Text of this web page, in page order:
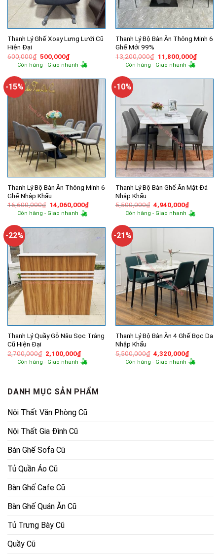
Thanh Lý Ghế Xoay Lưng Lưới Cũ
Hiện Đại
600,000₫ Giá
gốc
là:
500,000₫Giá
hiện
tại
500,000₫.
Còn hàng - Giao nhanh
Thanh Lý Bộ Bàn Ăn Thông Minh 6
Ghế Mới 99%
13,200,000₫ Giá
gốc
là:
11,800,000₫Giá
hiện
Còn hàng - Giao nhanh
-15%
Thanh Lý Bộ Bàn Ăn Thông Minh 6
Ghế Nhập Khẩu
16,600,000₫ Giá
gốc
là:
14,060,000₫Giá
hiện
14,060,000₫.
Còn hàng - Giao nhanh
-10%
Thanh Lý Bộ Bàn Ghế Ăn Mặt Đá
Nhập Khẩu
5,500,000₫ Giá
gốc
là:
4,940,000₫Giá
hiện
tại
Còn hàng - Giao nhanh
-22%
Thanh Lý Quầy Gỗ Nâu Sọc Trắng
Cũ Hiện Đại
2,700,000₫ Giá
gốc
là:
2,100,000₫Giá
hiện
tại
Còn hàng - Giao nhanh
-21%
Thanh Lý Bộ Bàn Ăn 4 Ghế Bọc Da
Nhập Khẩu
5,500,000₫ Giá
gốc
là:
4,320,000₫Giá
hiện
tại
Còn hàng - Giao nhanh
DANH MỤC SẢN PHẨM
Nội Thất Văn Phòng Cũ
Nội Thất Gia Đình Cũ
Bàn Ghế Sofa Cũ
Tủ Quần Áo Cũ
Bàn Ghế Cafe Cũ
Bàn Ghế Quán Ăn Cũ
Tủ Trưng Bày Cũ
Quầy Cũ